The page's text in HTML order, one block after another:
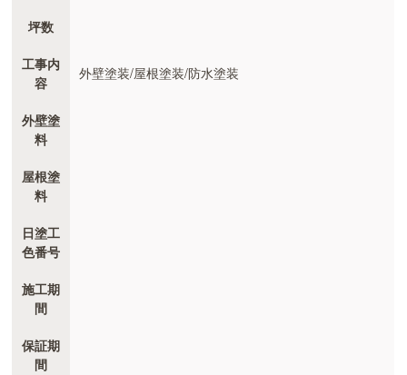
坪数
工事内
容
外壁塗装/屋根塗装/防水塗装
外壁塗
料
屋根塗
料
日塗工
色番号
施工期
間
保証期
間